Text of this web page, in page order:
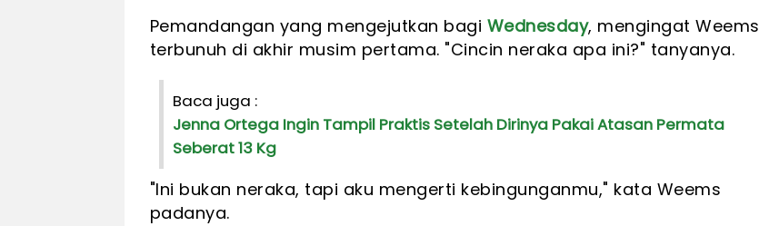
Pemandangan yang mengejutkan bagi Wednesday, mengingat Weems
terbunuh di akhir musim pertama. "Cincin neraka apa ini?" tanyanya.
Baca juga :
Jenna Ortega Ingin Tampil Praktis Setelah Dirinya Pakai Atasan Permata
Seberat 13 Kg
"Ini bukan neraka, tapi aku mengerti kebingunganmu," kata Weems
padanya.